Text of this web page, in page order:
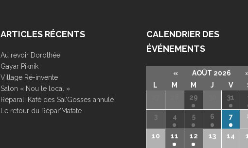
ARTICLES RÉCENTS
Au revoir Dorothée
Gayar Piknik
Village Ré-invente
Salon « Nou lé local »
Réparali Kafé des Sal’Gosses annulé
Le retour du Répar’Mafate
CALENDRIER DES
ÉVÉNEMENTS
« AOÛT 2026
L
M M J V
29 31
3 4 5 6 7
10 11 12 13 14